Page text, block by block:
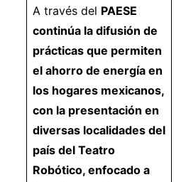
A través del PAESE
continúa la difusión de
prácticas que permiten
el ahorro de energía en
los hogares mexicanos,
con la presentación en
diversas localidades del
país del Teatro
Robótico, enfocado a